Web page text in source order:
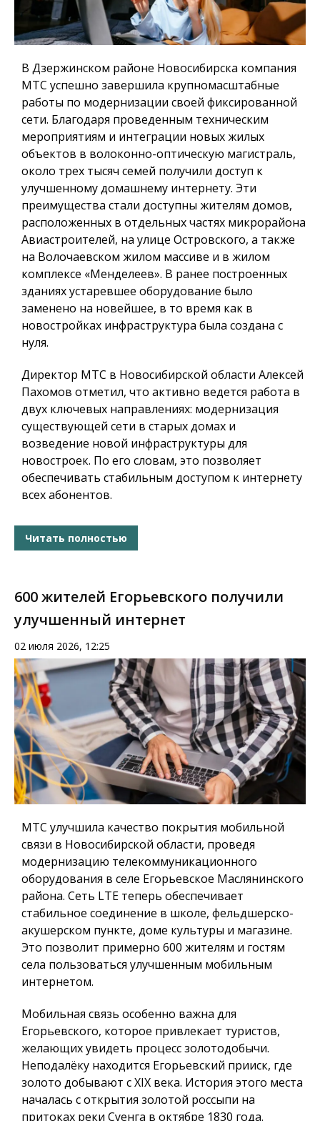
В Дзержинском районе Новосибирска компания
МТС успешно завершила крупномасштабные
работы по модернизации своей фиксированной
сети. Благодаря проведенным техническим
мероприятиям и интеграции новых жилых
объектов в волоконно-оптическую магистраль,
около трех тысяч семей получили доступ к
улучшенному домашнему интернету. Эти
преимущества стали доступны жителям домов,
расположенных в отдельных частях микрорайона
Авиастроителей, на улице Островского, а также
на Волочаевском жилом массиве и в жилом
комплексе «Менделеев». В ранее построенных
зданиях устаревшее оборудование было
заменено на новейшее, в то время как в
новостройках инфраструктура была создана с
нуля.
Директор МТС в Новосибирской области Алексей
Пахомов отметил, что активно ведется работа в
двух ключевых направлениях: модернизация
существующей сети в старых домах и
возведение новой инфраструктуры для
новостроек. По его словам, это позволяет
обеспечивать стабильным доступом к интернету
всех абонентов.
Читать полностью
600 жителей Егорьевского получили
улучшенный интернет
02 июля 2026, 12:25
МТС улучшила качество покрытия мобильной
связи в Новосибирской области, проведя
модернизацию телекоммуникационного
оборудования в селе Егорьевское Маслянинского
района. Сеть LTE теперь обеспечивает
стабильное соединение в школе, фельдшерско-
акушерском пункте, доме культуры и магазине.
Это позволит примерно 600 жителям и гостям
села пользоваться улучшенным мобильным
интернетом.
Мобильная связь особенно важна для
Егорьевского, которое привлекает туристов,
желающих увидеть процесс золотодобычи.
Неподалёку находится Егорьевский прииск, где
золото добывают с XIX века. История этого места
началась с открытия золотой россыпи на
притоках реки Суенга в октябре 1830 года.